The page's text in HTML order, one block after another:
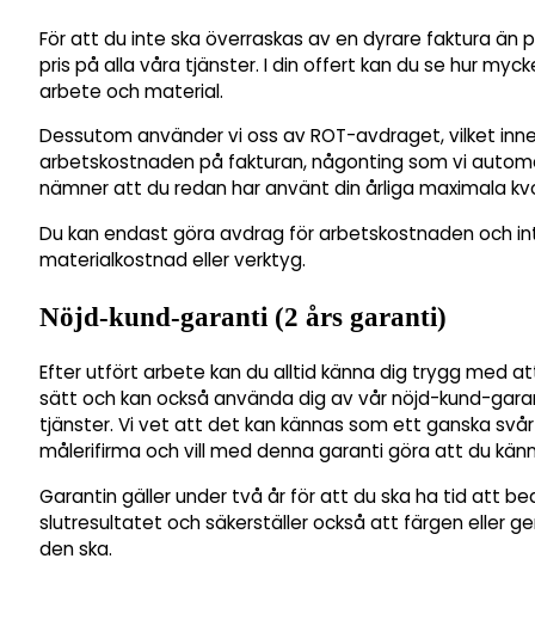
För att du inte ska överraskas av en dyrare faktura
pris på alla våra tjänster. I din offert kan du se hur
arbete och material.
Dessutom använder vi oss av ROT-avdraget, vilket
arbetskostnaden på fakturan, någonting som vi
nämner att du redan har använt din årliga maximala
Du kan endast göra avdrag för arbetskostnaden och
materialkostnad eller verktyg.
Nöjd-kund-garanti (2 års garanti)
Efter utfört arbete kan du alltid känna dig trygg med
sätt och kan också använda dig av vår nöjd-kund-
tjänster. Vi vet att det kan kännas som ett ganska
målerifirma och vill med denna garanti göra att du
Garantin gäller under två år för att du ska ha tid att
slutresultatet och säkerställer också att färgen eller
den ska.